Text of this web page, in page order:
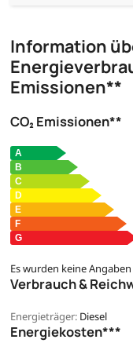
Information
Emissionen**
CO₂ Emissionen**
Es wurden keine
Verbrauch &
Energieträger: Diesel
Energiekosten***